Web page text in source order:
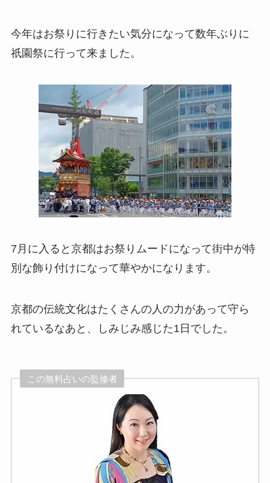
今年はお祭りに行きたい気分になって数年ぶりに
祇園祭に行って来ました。
7月に入ると京都はお祭りムードになって街中が特
別な飾り付けになって華やかになります。
京都の伝統文化はたくさんの人の力があって守ら
れているなあと、しみじみ感じた1日でした。
この無料占いの監修者